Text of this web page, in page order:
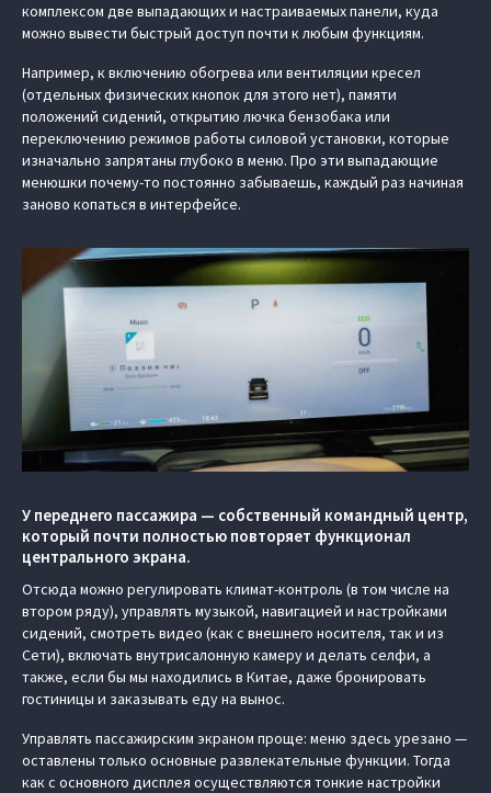
комплексом две выпадающих и настраиваемых панели, куда
можно вывести быстрый доступ почти к любым функциям.
Например, к включению обогрева или вентиляции кресел
(отдельных физических кнопок для этого нет), памяти
положений сидений, открытию лючка бензобака или
переключению режимов работы силовой установки, которые
изначально запрятаны глубоко в меню. Про эти выпадающие
менюшки почему-то постоянно забываешь, каждый раз начиная
заново копаться в интерфейсе.
У переднего пассажира — собственный командный центр,
который почти полностью повторяет функционал
центрального экрана.
Отсюда можно регулировать климат-контроль (в том числе на
втором ряду), управлять музыкой, навигацией и настройками
сидений, смотреть видео (как с внешнего носителя, так и из
Сети), включать внутрисалонную камеру и делать селфи, а
также, если бы мы находились в Китае, даже бронировать
гостиницы и заказывать еду на вынос.
Управлять пассажирским экраном проще: меню здесь урезано —
оставлены только основные развлекательные функции. Тогда
как с основного дисплея осуществляются тонкие настройки